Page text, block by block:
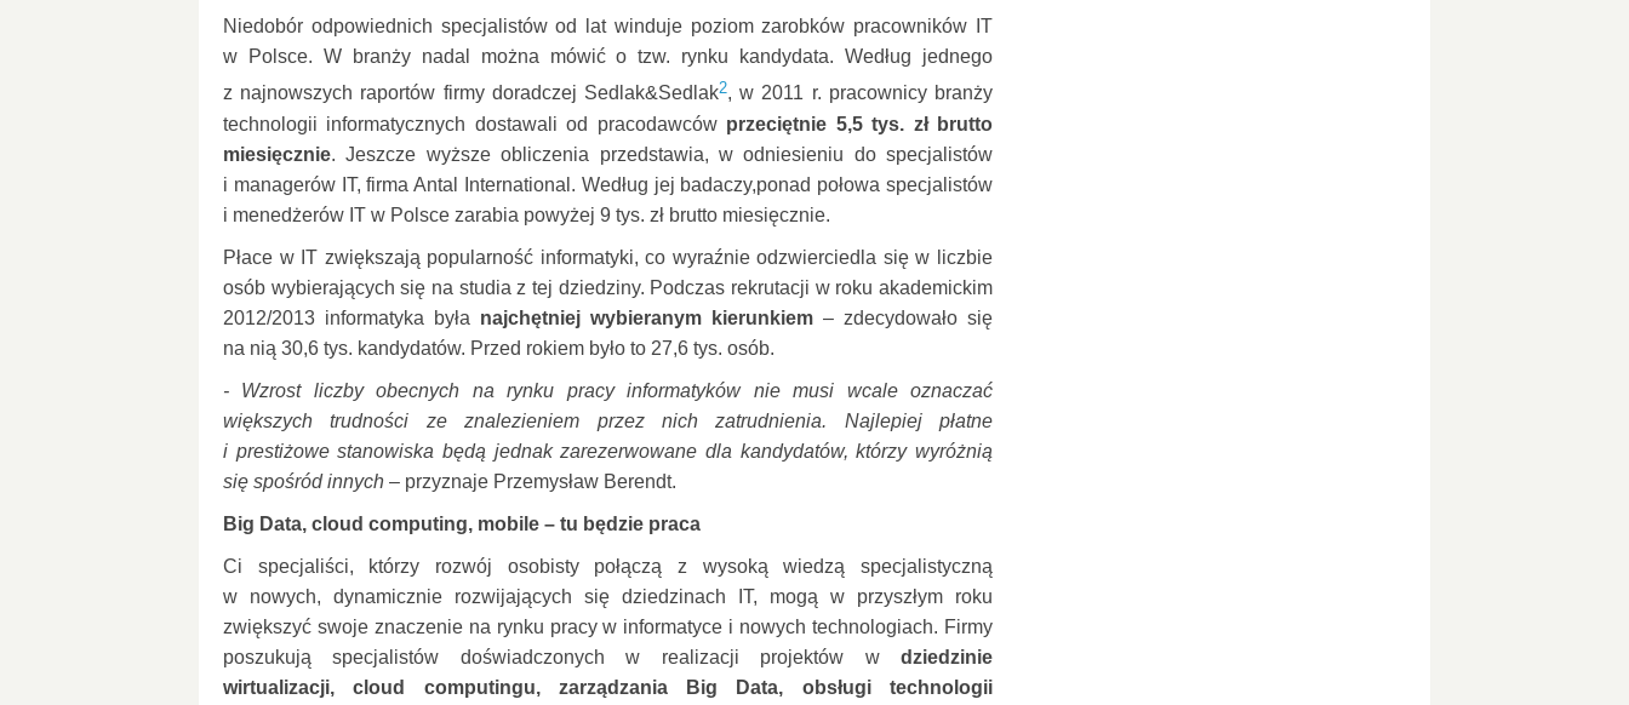
Niedobór odpowiednich specjalistów od lat winduje poziom zarobków pracowników IT
w Polsce. W branży nadal można mówić o tzw. rynku kandydata. Według jednego
z najnowszych raportów firmy doradczej Sedlak&Sedlak2, w 2011 r. pracownicy branży
technologii informatycznych dostawali od pracodawców przeciętnie 5,5 tys. zł brutto
miesięcznie. Jeszcze wyższe obliczenia przedstawia, w odniesieniu do specjalistów
i managerów IT, firma Antal International. Według jej badaczy,ponad połowa specjalistów
i menedżerów IT w Polsce zarabia powyżej 9 tys. zł brutto miesięcznie.
Płace w IT zwiększają popularność informatyki, co wyraźnie odzwierciedla się w liczbie
osób wybierających się na studia z tej dziedziny. Podczas rekrutacji w roku akademickim
2012/2013 informatyka była najchętniej wybieranym kierunkiem – zdecydowało się
na nią 30,6 tys. kandydatów. Przed rokiem było to 27,6 tys. osób.
- Wzrost liczby obecnych na rynku pracy informatyków nie musi wcale oznaczać
większych trudności ze znalezieniem przez nich zatrudnienia. Najlepiej płatne
i prestiżowe stanowiska będą jednak zarezerwowane dla kandydatów, którzy wyróżnią
się spośród innych – przyznaje Przemysław Berendt.
Big Data, cloud computing, mobile – tu będzie praca
Ci specjaliści, którzy rozwój osobisty połączą z wysoką wiedzą specjalistyczną
w nowych, dynamicznie rozwijających się dziedzinach IT, mogą w przyszłym roku
zwiększyć swoje znaczenie na rynku pracy w informatyce i nowych technologiach. Firmy
poszukują specjalistów doświadczonych w realizacji projektów w dziedzinie
wirtualizacji, cloud computingu, zarządzania Big Data, obsługi technologii